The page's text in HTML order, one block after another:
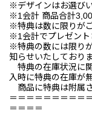
※デザインはお選び
※1会計 商品合計
※特典は数に限りが
※1会計でプレゼント
※特典の数には限り
知らせいたしており
特典の在庫状況に
入時に特典の在庫が
商品に特典は附属
＝＝＝＝＝＝＝＝＝
＝＝＝＝